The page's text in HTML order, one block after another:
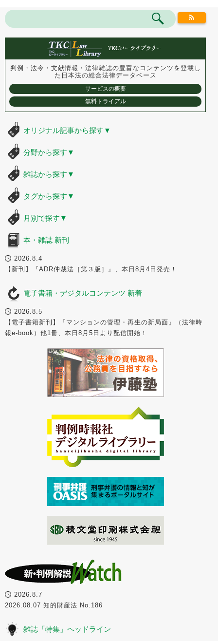
判例・法令・文献情報・法律雑誌の豊富なコンテンツを登載し
た 日本法の総合法律データベース
サービスの概要
無料トライアル
オリジナル記事から探す ▼
分野から探す ▼
雑誌から探す ▼
タグから探す ▼
月別で探す ▼
本・雑誌 新刊
2026.8.4
【新刊】『ADR仲裁法［第３版］』、本日8月4日発売！
電子書籍・デジタルコンテンツ 新着
2026.8.5
【電子書籍新刊】『マンションの管理・再生の新局面』（法律時
報e-book）他1冊、本日8月5日より配信開始！
2026.8.7
2026.08.07 知的財産法 No.186
雑誌「特集」ヘッドライン